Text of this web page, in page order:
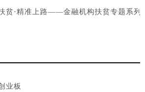
贫·精准上路——金融机构扶贫专题系列
业板